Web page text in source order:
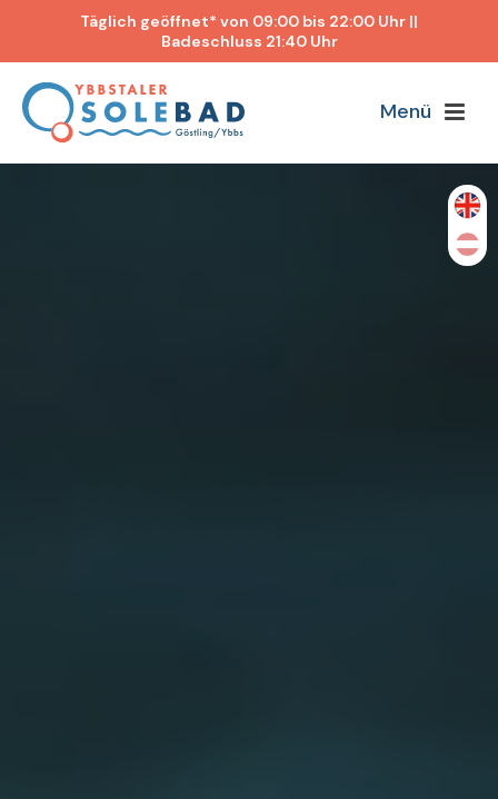
Täglich geöffnet* von 09:00 bis 22:00 Uhr ||
Badeschluss 21:40 Uhr